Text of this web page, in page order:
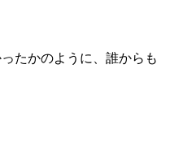
たかのように、誰からも